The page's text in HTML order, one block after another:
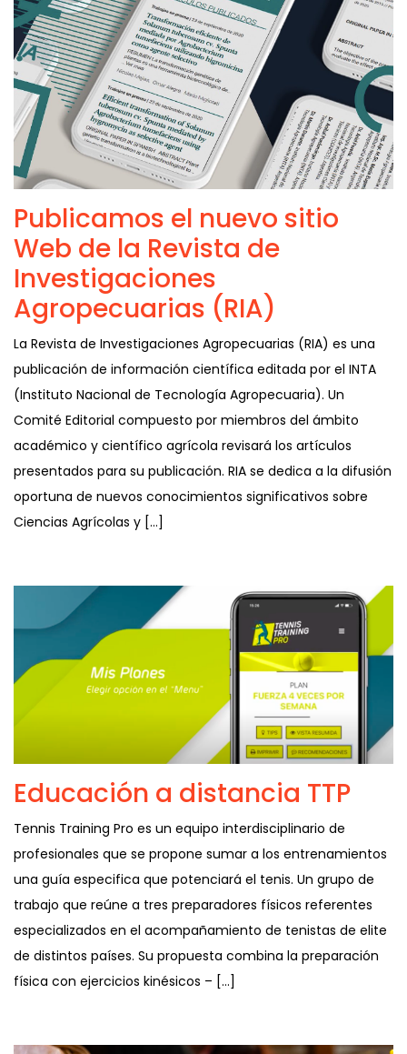
Publicamos el nuevo sitio
Web de la Revista de
Investigaciones
Agropecuarias (RIA)
La Revista de Investigaciones Agropecuarias (RIA) es una
publicación de información científica editada por el INTA
(Instituto Nacional de Tecnología Agropecuaria). Un
Comité Editorial compuesto por miembros del ámbito
académico y científico agrícola revisará los artículos
presentados para su publicación. RIA se dedica a la difusión
oportuna de nuevos conocimientos significativos sobre
Ciencias Agrícolas y […]
Educación a distancia TTP
Tennis Training Pro es un equipo interdisciplinario de
profesionales que se propone sumar a los entrenamientos
una guía especifica que potenciará el tenis. Un grupo de
trabajo que reúne a tres preparadores físicos referentes
especializados en el acompañamiento de tenistas de elite
de distintos países. Su propuesta combina la preparación
física con ejercicios kinésicos – […]